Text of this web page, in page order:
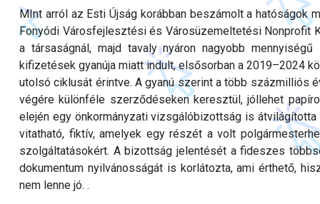
MInt arról az Esti Újság korábban beszámolt a hatóságok
Fonyódi Városfejlesztési és Városüzemeltetési Nonprofit
a társaságnál, majd tavaly nyáron nagyobb
kifizetések gyanúja miatt indult, elsősorban a 2019–2024
utolsó ciklusát érintve. A gyanú szerint a több százmilliós
végére különféle szerződéseken keresztül, jóllehet
elején egy önkormányzati vizsgálóbizottság is
vitatható, fiktív, amelyek egy részét a volt
szolgáltatásokért. A bizottság jelentését a fideszes
dokumentum nyilvánosságát is korlátozta, ami érthető,
nem lenne jó. .